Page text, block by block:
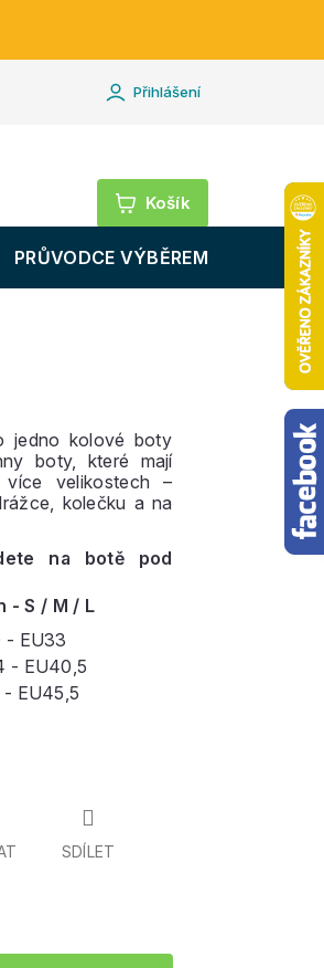
Přihlášení
Nákupní
košík
PRŮVODCE VÝBĚREM
cena:
jedno kolové boty
boty, které mají
velikostech –
kolečku a na
na botě pod
- S / M / L
- EU33
- EU40,5
EU45,5
SDÍLET